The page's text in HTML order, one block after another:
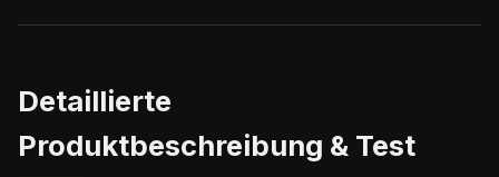
Detaillierte
Produktbeschreibung & Test